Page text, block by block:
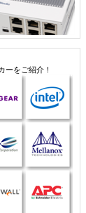
ーをご紹介！